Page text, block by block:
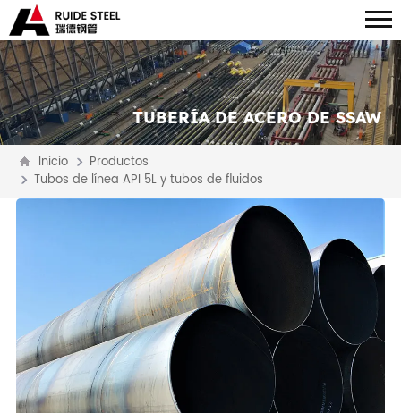
TUBERÍA DE ACERO DE SSAW
Inicio
Productos
Tubos de línea API 5L y tubos de fluidos